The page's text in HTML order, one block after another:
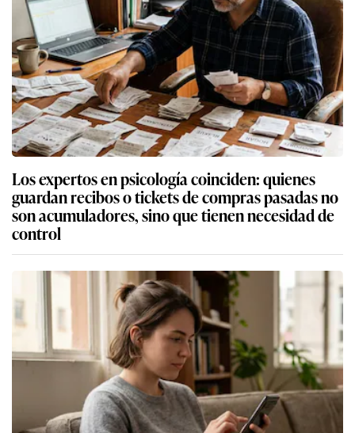
Los expertos en psicología coinciden: quienes
guardan recibos o tickets de compras pasadas no
son acumuladores, sino que tienen necesidad de
control